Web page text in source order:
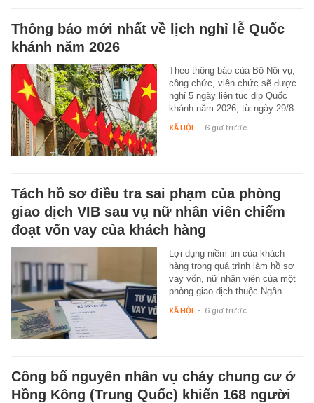
Thông báo mới nhất về lịch nghỉ lễ Quốc
khánh năm 2026
Theo thông báo của Bộ Nội vụ,
công chức, viên chức sẽ được
nghỉ 5 ngày liên tục dịp Quốc
khánh năm 2026, từ ngày 29/8…
XÃ HỘI - 6 giờ trước
Tách hồ sơ điều tra sai phạm của phòng
giao dịch VIB sau vụ nữ nhân viên chiếm
đoạt vốn vay của khách hàng
Lợi dụng niềm tin của khách
hàng trong quá trình làm hồ sơ
vay vốn, nữ nhân viên của một
phòng giao dịch thuộc Ngân…
XÃ HỘI - 6 giờ trước
Công bố nguyên nhân vụ cháy chung cư ở
Hồng Kông (Trung Quốc) khiến 168 người